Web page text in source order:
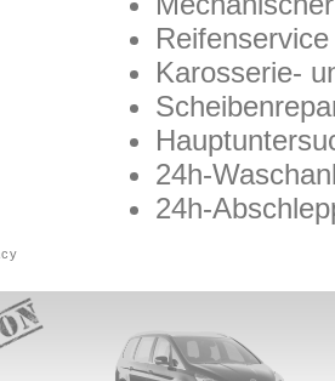
Karosserie-
24h-
24h-